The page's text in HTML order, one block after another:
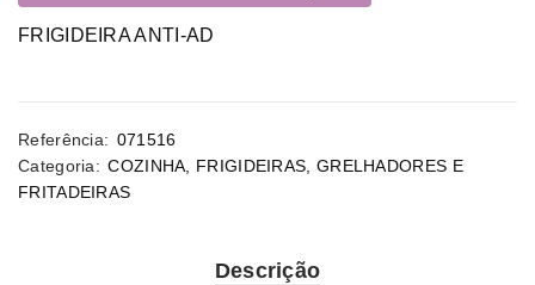
FRIGIDEIRA ANTI-AD
Referência: 071516
Categoria: COZINHA
FRIGIDEIRAS, GRELHADORES E
FRITADEIRAS
Descrição